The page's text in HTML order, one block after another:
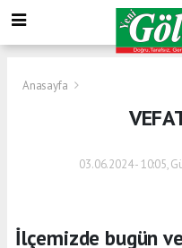
Anasayfa
03.06.2024 - 10:05,
İlçemizde bugün